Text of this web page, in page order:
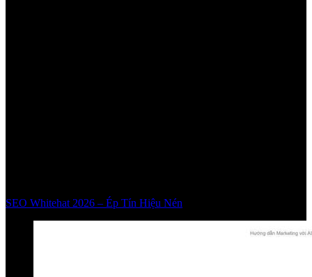
SEO Whitehat 2026 – Ép Tín Hiệu Nén